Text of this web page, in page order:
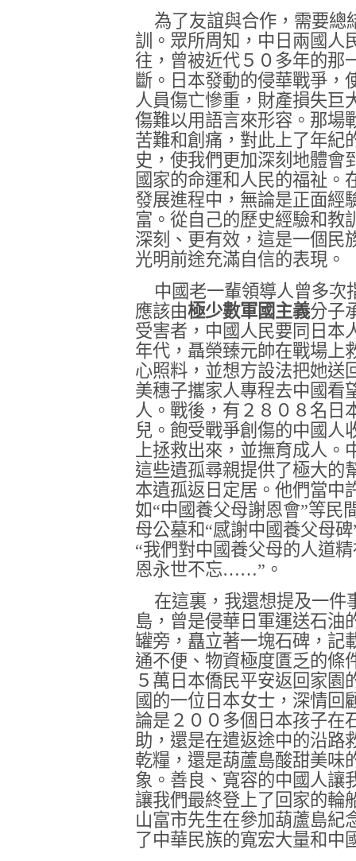
為了友誼與合作，需要總
訓。眾所周知，中日兩國人
往，曾被近代５０多年的那
斷。日本發動的侵華戰爭，
人員傷亡慘重，財產損失巨
傷難以用語言來形容。那場
苦難和創痛，對此上了年紀
史，使我們更加深刻地體會
國家的命運和人民的福祉。
發展進程中，無論是正面經
富。從自己的歷史經驗和教
深刻、更有效，這是一個民
光明前途充滿自信的表現。
中國老一輩領導人曾多次
應該由極少數軍國主義分子
受害者，中國人民要同日本
年代，聶榮臻元帥在戰場上
心照料，並想方設法把她送
美穗子攜家人專程去中國看
人。戰後，有２８０８名日
兒。飽受戰爭創傷的中國人
上拯救出來，並撫育成人。
這些遺孤尋親提供了極大的
本遺孤返日定居。他們當中
如“中國養父母謝恩會”等民
母公墓和“感謝中國養父母
“我們對中國養父母的人道
恩永世不忘……”。
在這裏，我還想提及一件
島，曾是侵華日軍運送石油
罐旁，矗立著一塊石碑，記
通不便、物資極度匱乏的條
５萬日本僑民平安返回家園
國的一位日本女士，深情回
論是２００多個日本孩子在
助，還是在遣返途中的沿路
乾糧，還是葫蘆島酸甜美味
象。善良、寬容的中國人讓
讓我們最終登上了回家的輪
山富市先生在參加葫蘆島紀
了中華民族的寬宏大量和中